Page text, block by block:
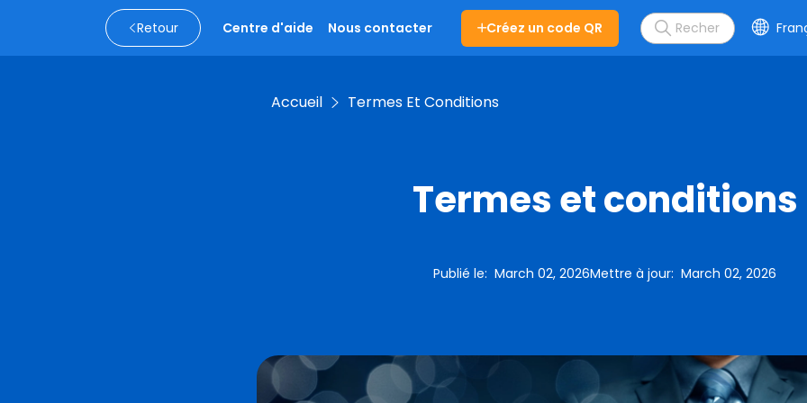
Retour Centre d'aide Nous contacter Créez un code QR
Accueil Termes Et Conditions
Termes et conditions
Publié le:March 02, 2026Mettre à jour:March 02, 2026